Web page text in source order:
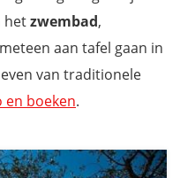
hetzwembad,
aan tafel gaan in
van traditionele
en boeken.